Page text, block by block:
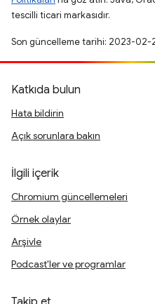
tescilli ticari markasıdır.
Son güncelleme tarihi: 2023-02-
Katkıda bulun
Hata bildirin
Açık sorunlara bakın
İlgili içerik
Chromium güncellemeleri
Örnek olaylar
Arşivle
Podcast'ler ve programlar